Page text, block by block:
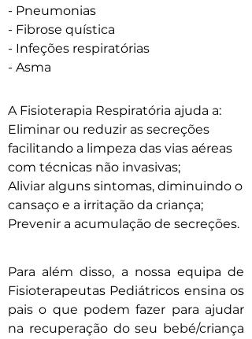
- Pneumonias
- Fibrose quística
- Infeções respiratórias
- Asma
A Fisioterapia Respiratória ajuda a:
Eliminar ou reduzir as secreções
facilitando a limpeza das vias aéreas
com técnicas não invasivas;
Aliviar alguns sintomas, diminuindo o
cansaço e a irritação da criança;
Prevenir a acumulação de secreções.
Para além disso, a nossa equipa de
Fisioterapeutas Pediátricos ensina os
pais o que podem fazer para ajudar
na recuperação do seu bebé/criança